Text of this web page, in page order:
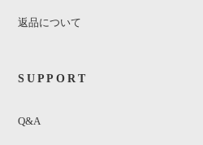
返品について
SUPPORT
Q&A